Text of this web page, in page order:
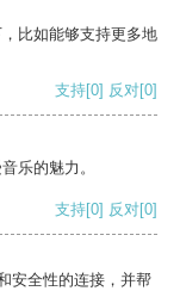
比如能够支持更多地
支持[0] 反对[0]
乐的魅力。
支持[0] 反对[0]
安全性的连接，并帮